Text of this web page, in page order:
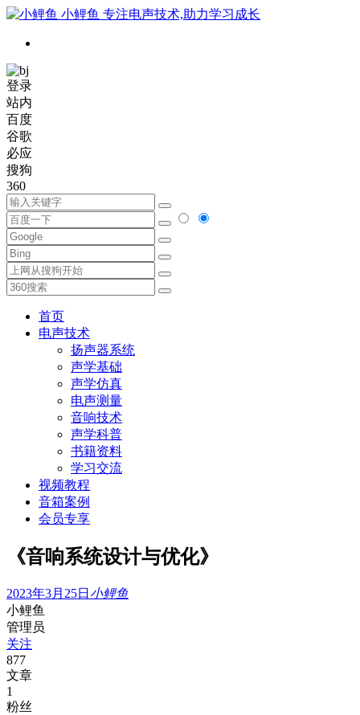
小鲤鱼 专注电声技术,助力学习成长
登录
站内
百度
谷歌
必应
搜狗
360
首页
电声技术
扬声器系统
声学基础
声学仿真
电声测量
音响技术
声学科普
书籍资料
学习交流
视频教程
音箱案例
会员专享
《音响系统设计与优化》
2023年3月25日 小鲤鱼
小鲤鱼
管理员
关注
877
文章
1
粉丝